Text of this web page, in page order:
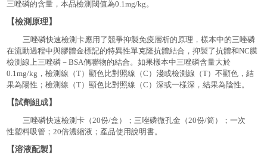
三唑磷的含量，本品檢測閾值為0.1mg/kg。
【檢測原理】
三唑磷快速檢測卡應用了競爭抑製免疫層析的原理，樣本中的三唑磷
在流動過程中與膠體金標記的特異性單克隆抗體結合，抑製了抗體和NC膜
檢測線上三唑磷－BSA偶聯物的結合。如果樣本中三唑磷含量大於
0.1mg/kg ，檢測線（T）顯色比對照線（C）淺或檢測線（T）不顯色，結
果為陽性；檢測線（T）顯色比對照線（C）深或一樣深，結果為陰性。
【試劑組成】
三唑磷快速檢測卡（20份/盒）；三唑磷微孔金（20份/筒）；一次
性塑料吸管；20倍濃縮液；產品使用說明書。
【溶液配製】